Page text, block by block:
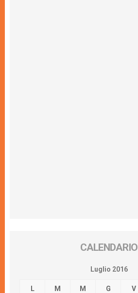
CALENDARIO
Luglio 2016
L M M G V